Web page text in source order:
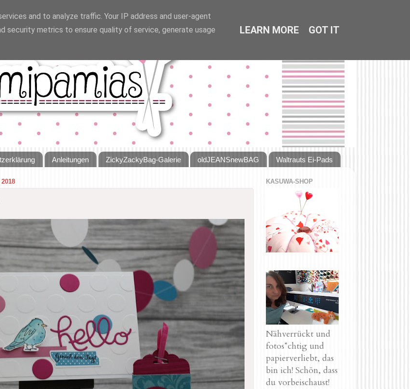
Anleitungen ZickyZackyBag-Galerie oldJEANSnewBAG Waltrauts Ei-Pads
KASUWA-SHOP
Nähverrückt und
fotos*chtig und
papierverliebt, das
bin ich! Schön, dass
du vorbeischaust!
and to analyze traffic. Your IP address and user-agent
security metrics to ensure quality of service, generate usage
LEARN MORE GOT IT